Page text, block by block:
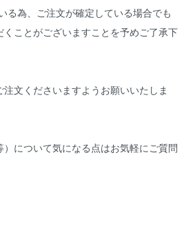
る為、ご注文が確定している場合でも
ことがございますことを予めご了承下
文くださいますようお願いいたしま
について気になる点はお気軽にご質問